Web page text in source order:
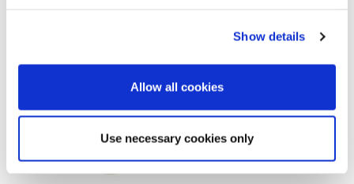
Show details
Allow all cookies
Use necessary cookies only